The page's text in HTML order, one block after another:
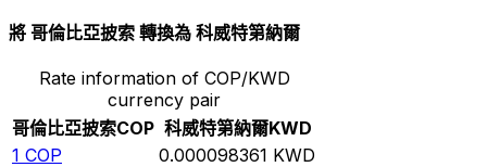
將 哥倫比亞披索 轉換為 科威特第納爾
Rate information of COP/KWD
currency pair
哥倫比亞披索COP 科威特第納爾KWD
1 COP 0.000098361 KWD